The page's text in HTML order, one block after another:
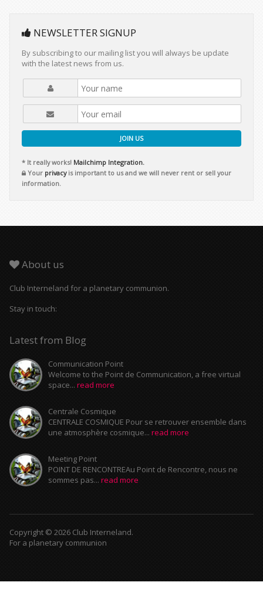
NEWSLETTER SIGNUP
By subscribing to our mailing list you will always be update
with the latest news from us.
JOIN US
* It really works! Mailchimp Integration.
Your privacyis important to us and we will never rent or sell your
information.
About us
Club Interneland for a planetary communion.
Stay in touch:
Latest from Blog
Communication Point
Welcome to the Point de Communication, a free virtual
space... read more
Centrale Cosmique
CENTRALE COSMIQUE Pour se retrouver ensemble dans
une atmosphère cosmique... read more
Meeting Point
POINT DE RENCONTREAu Point de Rencontre, nous ne
sommes pas... read more
Copyright © 2026 Club Interneland.
For a planetary communion